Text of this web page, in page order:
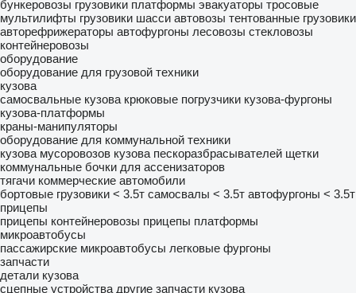
бункеровозы грузовики платформы эвакуаторы тросовые
мультилифты грузовики шасси автовозы тентованные грузовики
авторефрижераторы автофургоны лесовозы стекловозы
контейнеровозы
оборудование
оборудование для грузовой техники
кузова
самосвальные кузова крюковые погрузчики кузова-фургоны
кузова-платформы
краны-манипуляторы
оборудование для коммунальной техники
кузова мусоровозов кузова пескоразбрасывателей щетки
коммунальные бочки для ассенизаторов
тягачи коммерческие автомобили
бортовые грузовики < 3.5т самосвалы < 3.5т автофургоны < 3.5т
прицепы
прицепы контейнеровозы прицепы платформы
микроавтобусы
пассажирские микроавтобусы легковые фургоны
запчасти
детали кузова
сцепные устройства другие запчасти кузова